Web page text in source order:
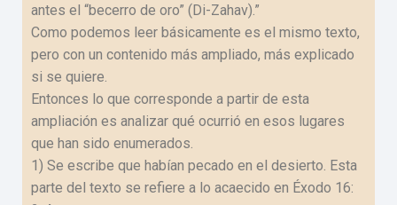
antes el “becerro de oro” (Di-Zahav).”
Como podemos leer básicamente es el mismo texto,
pero con un contenido más ampliado, más explicado
si se quiere.
Entonces lo que corresponde a partir de esta
ampliación es analizar qué ocurrió en esos lugares
que han sido enumerados.
1) Se escribe que habían pecado en el desierto. Esta
parte del texto se refiere a lo acaecido en Éxodo 16: